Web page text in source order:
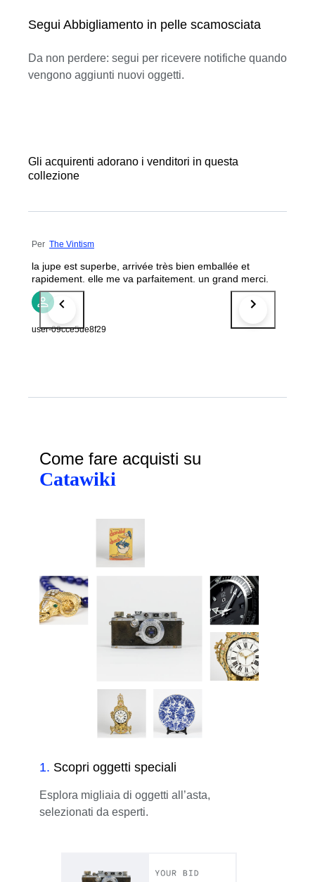
Segui Abbigliamento in pelle scamosciata
Da non perdere: segui per ricevere notifiche quando
vengono aggiunti nuovi oggetti.
Gli acquirenti adorano i venditori in questa
collezione
Per The Vintism
la jupe est superbe, arrivée très bien emballée et
rapidement. elle me va parfaitement. un grand merci.
user-09cce5de8f29
Come fare acquisti su
Catawiki
1. Scopri oggetti speciali
Esplora migliaia di oggetti all’asta,
selezionati da esperti.